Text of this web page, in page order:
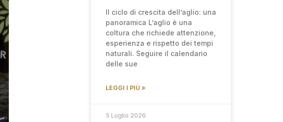
Il ciclo di crescita dell’aglio: una
panoramica L’aglio è una
coltura che richiede attenzione,
esperienza e rispetto dei tempi
naturali. Seguire il calendario
delle sue
LEGGI I PIÙ »
5 Luglio 2026